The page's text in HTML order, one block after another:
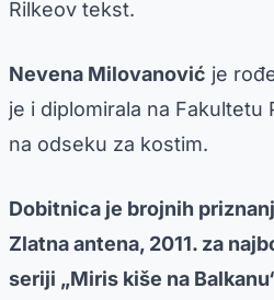
Rilkeov tekst.
Nevena Milovanović je
je i diplomirala na
na odseku za kostim.
Dobitnica je brojnih
Zlatna antena, 2011. za
seriji „Miris kiše na